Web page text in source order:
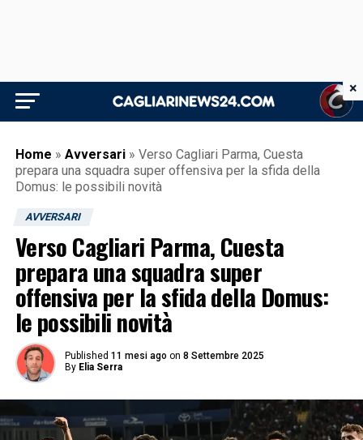
Home » Avversari » Verso Cagliari Parma, Cuesta
prepara una squadra super offensiva per la sfida della
Domus: le possibili novità
AVVERSARI
Verso Cagliari Parma, Cuesta
prepara una squadra super
offensiva per la sfida della Domus:
le possibili novità
Published 11 mesi ago on 8 Settembre 2025
By Elia Serra
×